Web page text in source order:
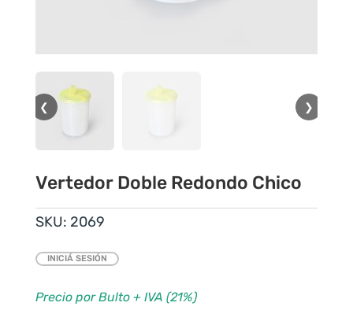
❮ ❯
Vertedor Doble Redondo Chico
SKU: 2069
INICIÁ SESIÓN
Precio por Bulto + IVA (21%)